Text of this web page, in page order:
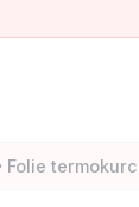
Folie